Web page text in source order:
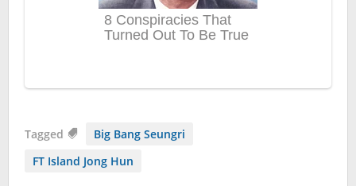
Tagged
Big Bang Seungri
FT Island Jong Hun